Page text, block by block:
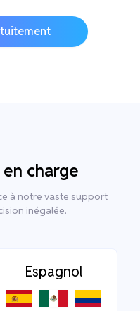
charge
à notre vaste support
inégalée.
Espagnol